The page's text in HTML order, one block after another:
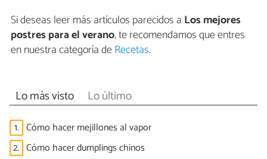
Si deseas leer más artículos parecidos a Los mejores
postres para el verano, te recomendamos que entres
en nuestra categoría deRecetas.
Lo más visto Lo último
1. Cómo hacer mejillones al vapor
2. Cómo hacer dumplings chinos